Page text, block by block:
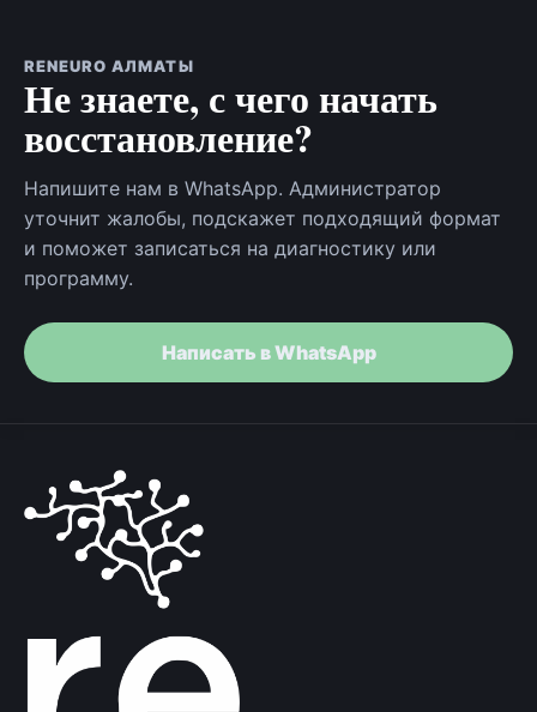
RENEURO АЛМАТЫ
Не знаете, с чего начать
восстановление?
Напишите нам в WhatsApp. Администратор
уточнит жалобы, подскажет подходящий формат
и поможет записаться на диагностику или
программу.
Написать в WhatsApp